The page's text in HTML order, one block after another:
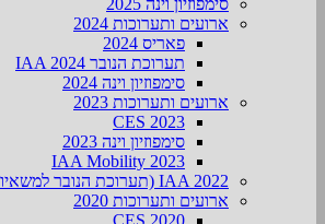
ארועים ותערוכות 2024
פאריס 2024
תערוכת הנובר IAA 2024
סימפוזיון וינה 2024
ארועים ותערוכות 2023
CES 2023
סימפוזיון וינה 2023
IAA Mobility 2023
IAA 2022 (תערוכת הנובר למשאיות)
ארועים ותערוכות 2020
CES 2020